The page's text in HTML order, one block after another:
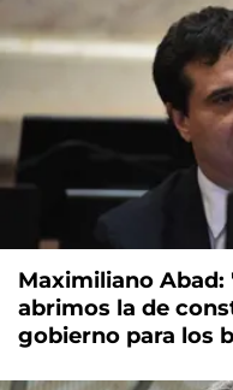
Maximiliano Abad:
abrimos la de
gobierno para los